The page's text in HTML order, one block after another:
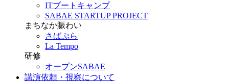
ITブートキャンプ
SABAE STARTUP PROJECT
まちなか賑わい
さばぷら
La Tempo
研修
オープンSABAE
講演依頼・視察について